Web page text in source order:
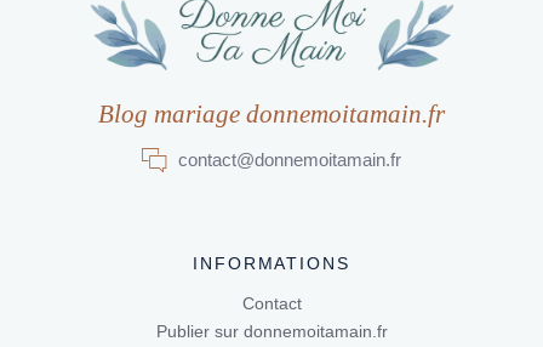
Blog mariage donnemoitamain.fr
contact@donnemoitamain.fr
INFORMATIONS
Contact
Publier sur donnemoitamain.fr